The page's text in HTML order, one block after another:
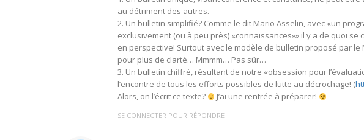
au détriment des autres.
2. Un bulletin simplifié? Comme le dit Mario Asselin, avec «un
exclusivement (ou à peu près) «connaissances»» il y a de quoi
en perspective! Surtout avec le modèle de bulletin proposé par le
pour plus de clarté… Mmmm… Pas sûr…
3. Un bulletin chiffré, résultant de notre «obsession pour
l’encontre de tous les efforts possibles de lutte au décrochage! (
Alors, on l’écrit ce texte?
J’ai une rentrée à préparer!
SE CONNECTER POUR RÉPONDRE